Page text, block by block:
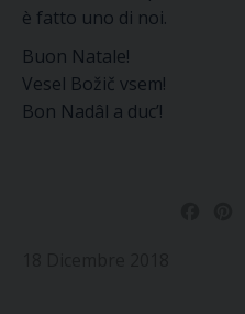
è fatto uno di noi.
Buon Natale!
Vesel Božič vsem!
Bon Nadâl a duc’!